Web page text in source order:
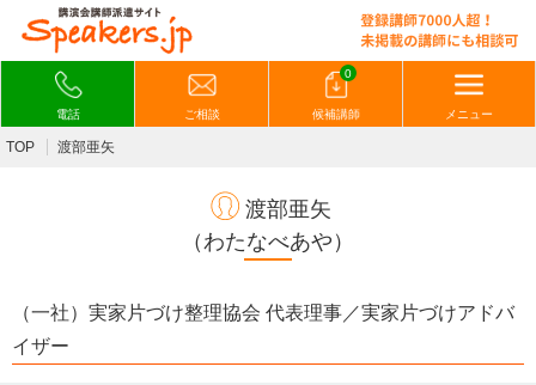
電話 ご相談
0
候補講師 メニュー
TOP 渡部亜矢
渡部亜矢
（わたなべあや）
（一社）実家片づけ整理協会 代表理事／実家片づけアドバ
イザー